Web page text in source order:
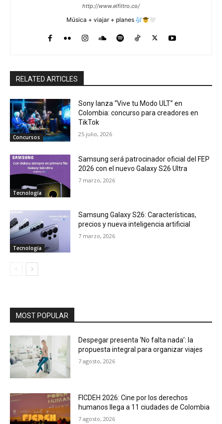
http://www.elfiltro.co/
Música + viajar + planes
RELATED ARTICLES
Concursos
Sony lanza “Vive tu Modo ULT” en
Colombia: concurso para creadores en
TikTok
25 julio, 2026
Tecnología
Samsung será patrocinador oficial del FEP
2026 con el nuevo Galaxy S26 Ultra
7 marzo, 2026
Tecnología
Samsung Galaxy S26: Características,
precios y nueva inteligencia artificial
7 marzo, 2026
MOST POPULAR
Despegar presenta ‘No falta nada’: la
propuesta integral para organizar viajes
7 agosto, 2026
FICDEH 2026: Cine por los derechos
humanos llega a 11 ciudades de Colombia
7 agosto, 2026